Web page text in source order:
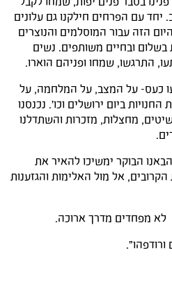
יחד עם הפרחים חילקנו גם עלונים
הזה עבור המוסלמים והנוצרים
בשלום ובחיים משותפים. נשים
התרגשו, שמחו ופניהם הוארו.
כעס- על המצב, על המלחמה, על
ביום ירושלים וכו'. נכנסנו
מחצלות, מזכרות והשתדלנו
הבוקר ימשיכו להאיר את
אל מול האלימות והגזענות
לא מפחדים מדרך ארוכה.